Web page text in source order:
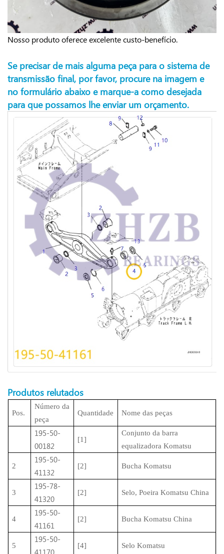
Nosso produto oferece excelente custo-benefício.
Se precisar de mais alguma peça para o sistema de
transmissão final, por favor, procure na imagem e
no formulário abaixo e marque-a como desejada
para que possamos lhe enviar um orçamento.
Produtos relutados
Pos.
Número da
peça
Quantidade Nome das peças
195-50-
00182
[1]
Conjunto da barra
equalizadora Komatsu
2
195-50-
41132
[2] Bucha Komatsu
3
195-78-
41320
[2] Selo, Poeira Komatsu China
4
195-50-
41161
[2] Bucha Komatsu China
5
195-50-
[4] Selo Komatsu